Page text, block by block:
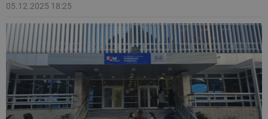
05.12.2025 18:25